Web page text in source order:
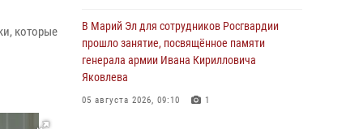
которые
В Марий Эл для сотрудников Росгвардии
прошло занятие, посвящённое памяти
генерала армии Ивана Кирилловича
Яковлева
05 августа 2026, 09:10 1